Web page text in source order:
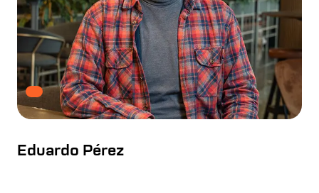
Eduardo Pérez